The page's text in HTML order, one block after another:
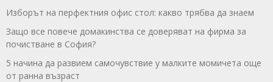
Изборът на перфектния офис стол: какво трябва да знаем
Защо все повече домакинства се доверяват на фирма за
почистване в София?
5 начина да развием самочувствие у малките момичета още
от ранна възраст